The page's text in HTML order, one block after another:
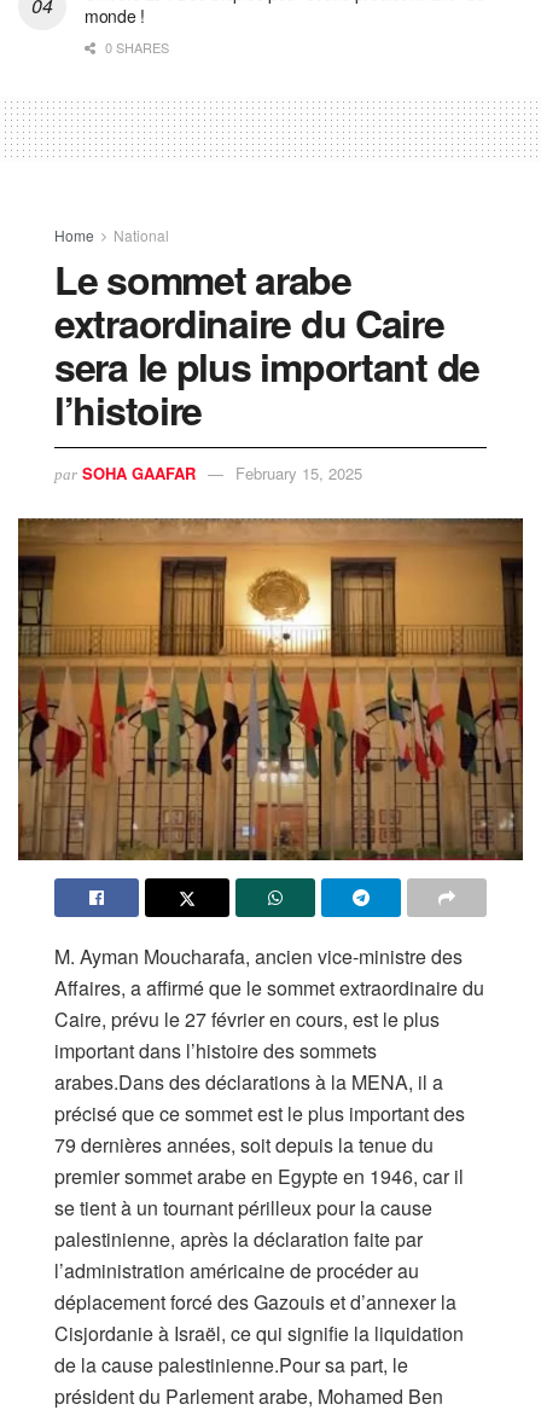
monde !
0 SHARES
Home National
Le sommet arabe
extraordinaire du Caire
sera le plus important de
l’histoire
par SOHA GAAFAR February 15, 2025
M. Ayman Moucharafa, ancien vice-ministre des
Affaires, a affirmé que le sommet extraordinaire du
Caire, prévu le 27 février en cours, est le plus
important dans l’histoire des sommets
arabes.Dans des déclarations à la MENA, il a
précisé que ce sommet est le plus important des
79 dernières années, soit depuis la tenue du
premier sommet arabe en Egypte en 1946, car il
se tient à un tournant périlleux pour la cause
palestinienne, après la déclaration faite par
l’administration américaine de procéder au
déplacement forcé des Gazouis et d’annexer la
Cisjordanie à Israël, ce qui signifie la liquidation
de la cause palestinienne.Pour sa part, le
président du Parlement arabe, Mohamed Ben